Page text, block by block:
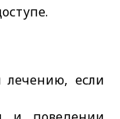
лечению, если